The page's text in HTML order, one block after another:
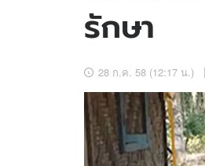
ข่าวกีฬา
ข่าวเศรษฐกิจ
อัปเดตจีน
เช็กข่าวชัวร์
รักษา
28 ก.ค. 58 (12:17 น.)